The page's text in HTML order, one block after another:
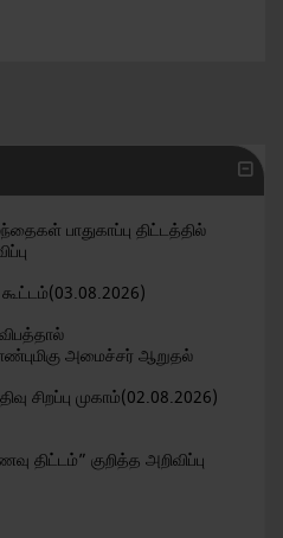
பாதுகாப்பு திட்டத்தில்
அமைச்சர் ஆறுதல்
சிறப்பு முகாம்(02.08.2026)
திட்டம்” குறித்த அறிவிப்பு